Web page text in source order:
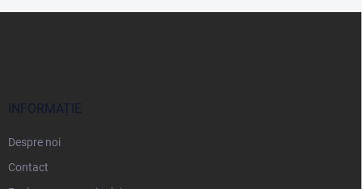
INFORMAȚIE
Despre noi
Contact